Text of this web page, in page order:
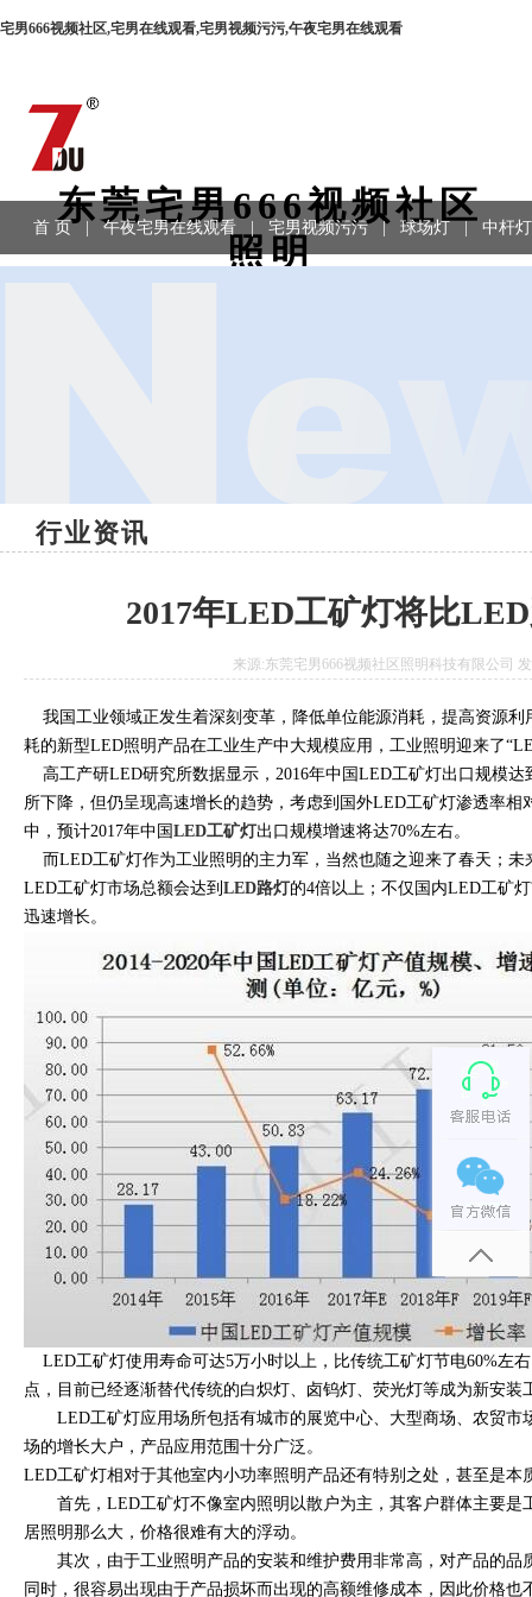
宅男666视频社区,宅男在线观看,宅男视频污污,午夜宅男在线观看
东莞宅男666视频社区
照明
首 页 午夜宅男在线观看 宅男视频污污 | 球场灯 中杆灯
行业资讯
2017年LED工矿灯将比
来源:东莞宅男666视频社区照明科技有限公司
我国工业领域正发生着深刻变革，降低单位能源消耗，提高资源利用
耗的新型LED照明产品在工业生产中大规模应用，工业照明迎来了“LED
高工产研LED研究所数据显示，2016年中国LED工矿灯出口规模达到
所下降，但仍呈现高速增长的趋势，考虑到国外LED工矿灯渗透
中，预计2017年中国LED工矿灯出口规模增速将达70%左右。
而LED工矿灯作为工业照明的主力军，当然也随之迎来了春天；
LED工矿灯市场总额会达到 LED路灯的4倍以上；不仅国内LED工矿
迅速增长。
LED工矿灯使用寿命可达5万小时以上，比传统工矿灯节电60%左右
点，目前已经逐渐替代传统的白炽灯、卤钨灯、荧光灯等成为新安装
LED工矿灯应用场所包括有城市的展览中心、大型商场、农贸市场
场的增长大户，产品应用范围十分广泛。
LED工矿灯相对于其他室内小功率照明产品还有特别之处，甚至是本质
首先，LED工矿灯不像室内照明以散户为主，其客户群体主要
居照明那么大，价格很难有大的浮动。
其次，由于工业照明产品的安装和维护费用非常高，对产品的
同时，很容易出现由于产品损坏而出现的高额维修成本，因此价格也